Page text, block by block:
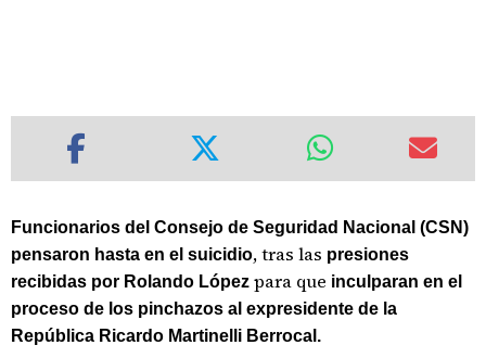
Funcionarios del Consejo de Seguridad Nacional (CSN)
pensaron hasta en el suicidio, tras las presiones
recibidas por Rolando López para que inculparan en el
proceso de los pinchazos al expresidente de la
República Ricardo Martinelli Berrocal.